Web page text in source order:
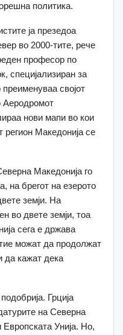
политика.
ја презедоа
во 2000-тите, рече
професор по
специјализиран за
преименуваа својот
Аеродромот
нови мапи во кои
регион Македонија се
Македонија го
на брегот на езерото
земји. На
во двете земји, тоа
сега е држава
можат да продолжат
да кажат дека
Грција
на Северна
Унија. Но,